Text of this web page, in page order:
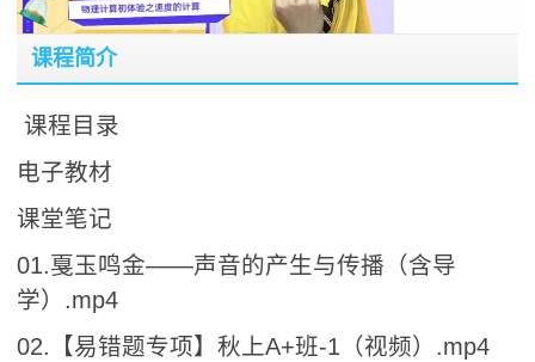
课程简介
课程目录
电子教材
课堂笔记
01.戛玉鸣金——声音的产生与传播（含导
学）.mp4
02.【易错题专项】秋上A+班-1（视频）.mp4